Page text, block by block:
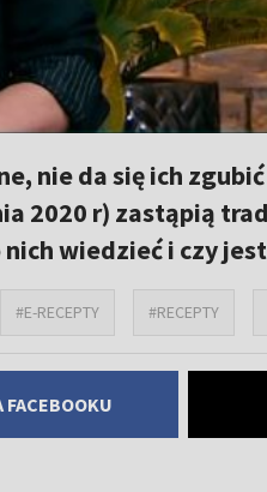
nie da się ich
2020 r) zastąpią
nich wiedzieć i czy
#E-RECEPTY #RECEPTY